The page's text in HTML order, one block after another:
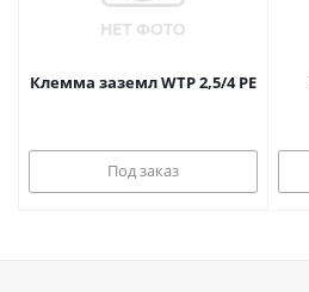
Клемма заземл WTP 2,5/4 PE
Под заказ